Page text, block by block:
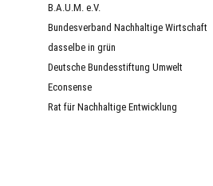
B.A.U.M. e.V.
Bundesverband Nachhaltige Wirtschaft
dasselbe in grün
Deutsche Bundesstiftung Umwelt
Econsense
Rat für Nachhaltige Entwicklung